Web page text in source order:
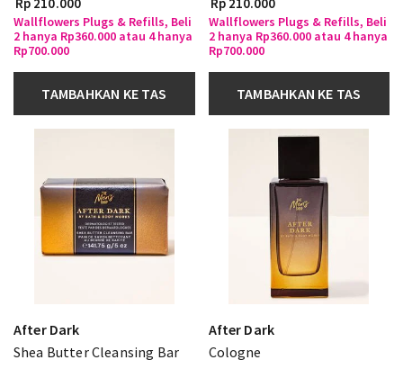
Wallflowers Plugs & Refills, Beli
2 hanya Rp360.000 atau 4 hanya
Rp700.000
TAMBAHKAN KE TAS
Wallflowers Plugs & Refills, Beli
2 hanya Rp360.000 atau 4 hanya
Rp700.000
TAMBAHKAN KE TAS
After Dark
Shea Butter Cleansing Bar
After Dark
Cologne